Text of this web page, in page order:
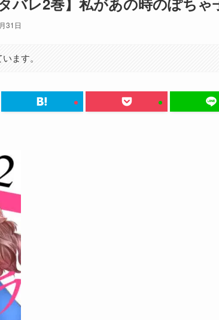
31日
ます。